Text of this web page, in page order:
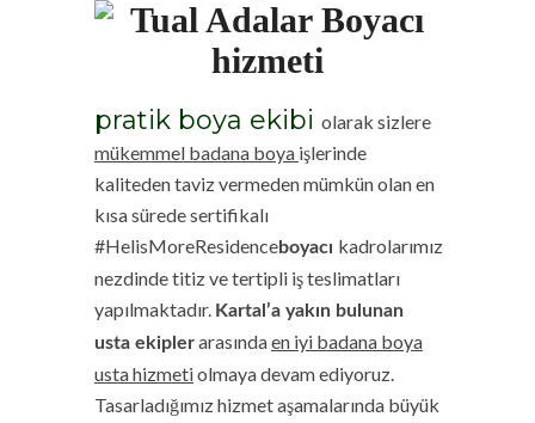
pratik boya ekibi olarak sizlere
mükemmel badana boya işlerinde
kaliteden taviz vermeden mümkün olan en
kısa sürede sertifikalı
#HelisMoreResidenceboyacı kadrolarımız
nezdinde titiz ve tertipli iş teslimatları
yapılmaktadır. Kartal’a yakın bulunan
usta ekiplerarasındaen iyi badana boya
usta hizmetiolmaya devam ediyoruz.
Tasarladığımız hizmet aşamalarında büyük